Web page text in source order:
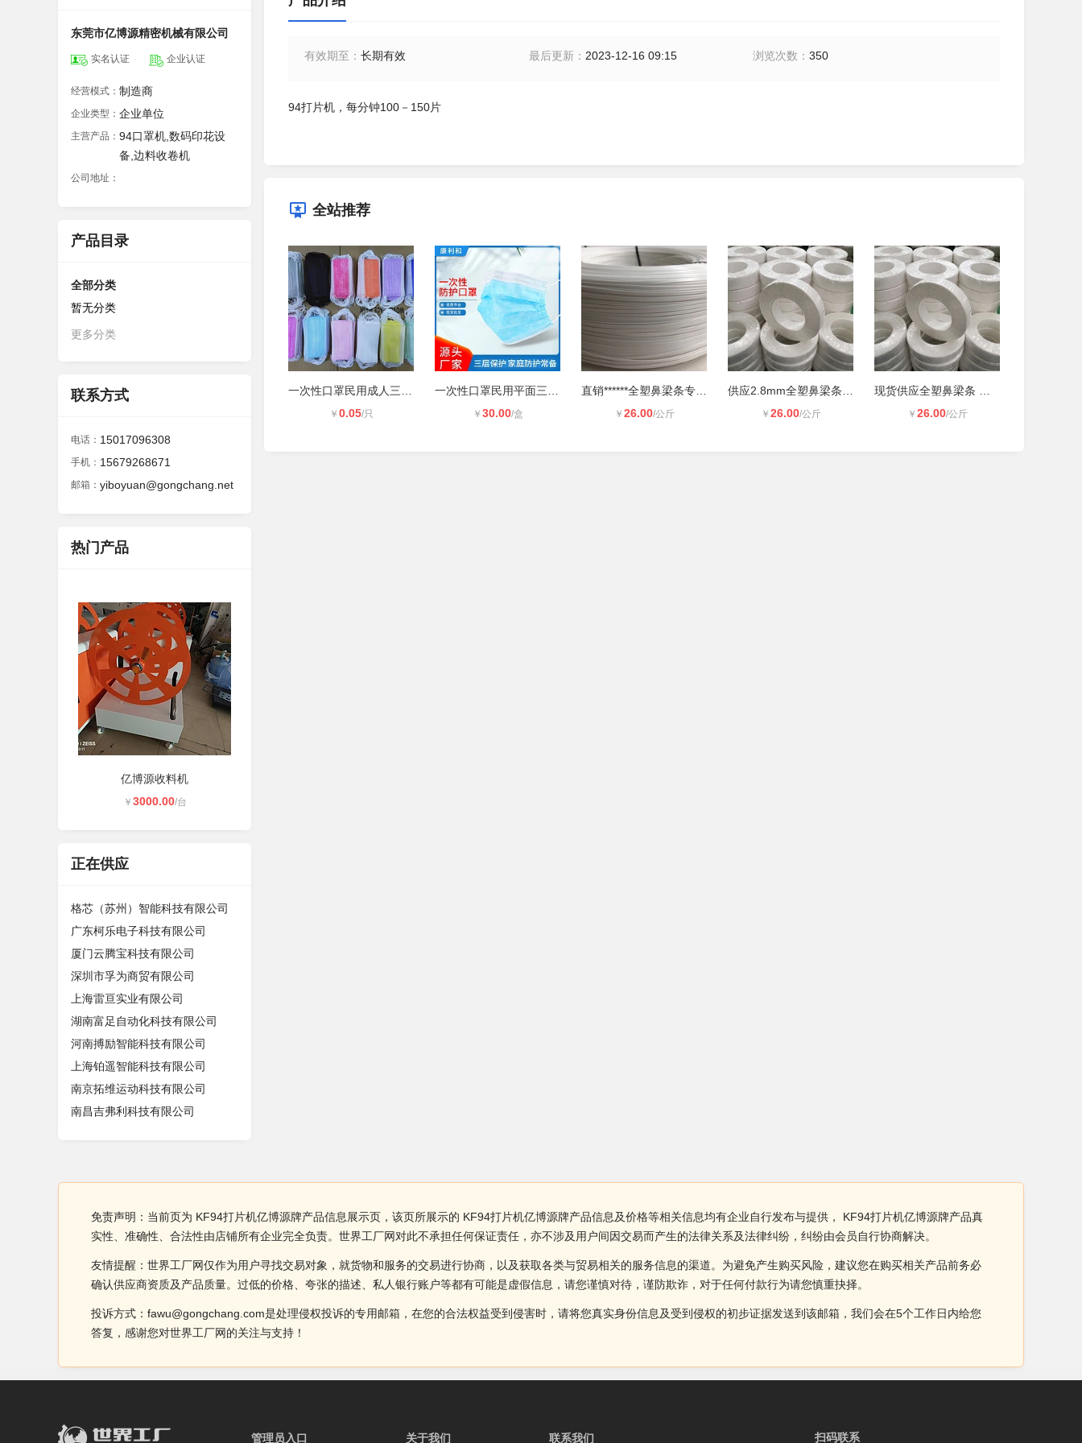
东莞市亿博源精密机械有限公司
实名认证 企业认证
经营模式： 制造商
企业类型： 企业单位
主营产品： 94口罩机,数码印花设
备,边料收卷机
公司地址：
产品目录
全部分类
暂无分类
更多分类
联系方式
电话： 15017096308
手机： 15679268671
邮箱： yiboyuan@gongchang.net
热门产品
亿博源收料机
￥ 3000.00/台
正在供应
格芯（苏州）智能科技有限公司
广东柯乐电子科技有限公司
厦门云腾宝科技有限公司
深圳市孚为商贸有限公司
上海雷亘实业有限公司
湖南富足自动化科技有限公司
河南搏励智能科技有限公司
上海铂遥智能科技有限公司
南京拓维运动科技有限公司
南昌吉弗利科技有限公司
有效期至 ： 长期有效 最后更新： 2023-12-16 09:15 浏览次数 ：350
94打片机，每分钟100－150片
全站推荐
￥ 0.05/只 ￥ 30.00/盒 ￥ 26.00/公斤 ￥ 26.00/公斤 ￥ 26.00/公斤
免责声明：当前页为 KF94打片机亿博源牌产品信息展示页，该页所展示的 KF94打片机亿博源牌产品信息及价格等相关信息均有企业自行发布与提供， KF94打片机亿博源牌产品真
实性、准确性、合法性由店铺所有企业完全负责。世界工厂网对此不承担任何保证责任，亦不涉及用户间因交易而产生的法律关系及法律纠纷，纠纷由会员自行协商解决。
友情提醒：世界工厂网仅作为用户寻找交易对象，就货物和服务的交易进行协商，以及获取各类与贸易相关的服务信息的渠道。为避免产生购买风险，建议您在购买相关产品前务必
确认供应商资质及产品质量。过低的价格、夸张的描述、私人银行账户等都有可能是虚假信息，请您谨慎对待，谨防欺诈，对于任何付款行为请您慎重抉择。
投诉方式：fawu@gongchang.com是处理侵权投诉的专用邮箱，在您的合法权益受到侵害时，请将您真实身份信息及受到侵权的初步证据发送到该邮箱，我们会在5个工作日内给您
答复，感谢您对世界工厂网的关注与支持！
管理员入口 关于我们 联系我们 扫码联系